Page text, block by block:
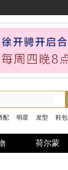
配 明星 发型 鞋包
荷尔蒙